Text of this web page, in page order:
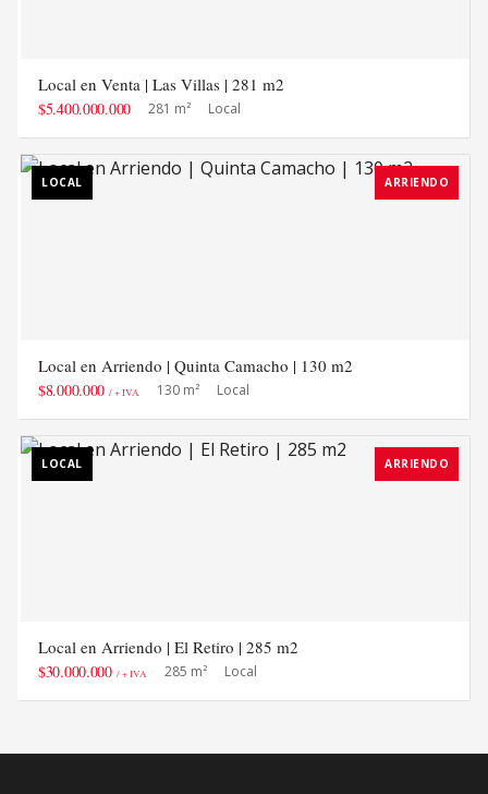
Local en Venta | Las Villas | 281 m2
$5.400.000.000 281 m² Local
LOCAL ARRIENDO
Local en Arriendo | Quinta Camacho | 130 m2
$8.000.000 / + IVA 130 m² Local
LOCAL ARRIENDO
Local en Arriendo | El Retiro | 285 m2
$30.000.000 / + IVA 285 m² Local